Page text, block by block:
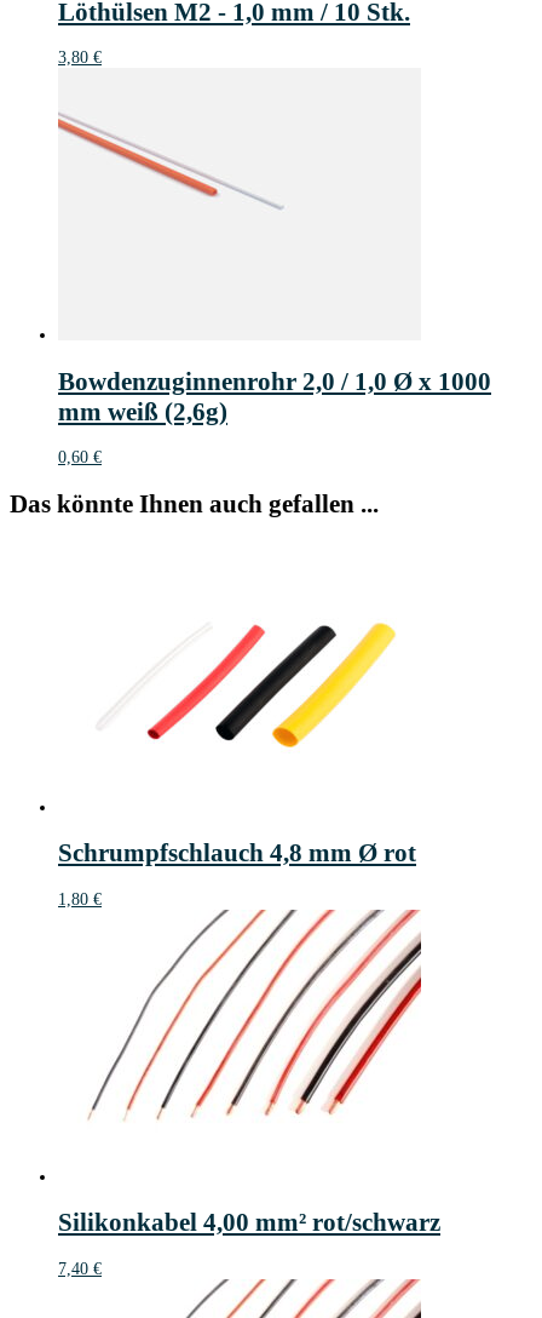
Löthülsen M2 - 1,0 mm / 10 Stk.
3,80 €
Bowdenzuginnenrohr 2,0 / 1,0 Ø x 1000
mm weiß (2,6g)
0,60 €
Das könnte Ihnen auch gefallen ...
Schrumpfschlauch 4,8 mm Ø rot
1,80 €
Silikonkabel 4,00 mm² rot/schwarz
7,40 €